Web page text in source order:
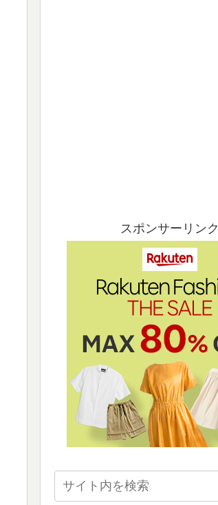
スポンサーリンク